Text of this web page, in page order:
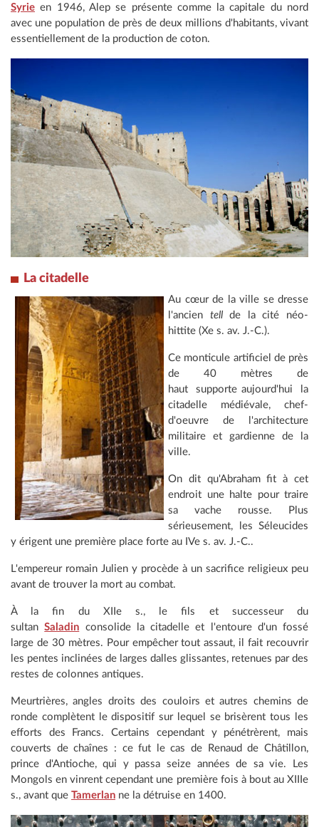
Syrie en 1946, Alep se présente comme la capitale du nord
avec une population de près de deux millions d'habitants, vivant
essentiellement de la production de coton.
La citadelle
Au cœur de la ville se dresse
l'ancien tellde la cité néo-
hittite (Xe s. av. J.-C.).
Ce monticule artificiel de près
de 40 mètres de
haut supporte aujourd'hui la
citadelle médiévale, chef-
d'oeuvre de l'architecture
militaire et gardienne de la
ville.
On dit qu'Abraham fit à cet
endroit une halte pour traire
sa vache rousse. Plus
sérieusement, les Séleucides
y érigent une première place forte au IVe s. av. J.-C..
L'empereur romain Julien y procède à un sacrifice religieux peu
avant de trouver la mort au combat.
À la fin du XIIe s., le fils et successeur du
sultanSaladin consolide la citadelle et l'entoure d'un fossé
large de 30 mètres. Pour empêcher tout assaut, il fait recouvrir
les pentes inclinées de larges dalles glissantes, retenues par des
restes de colonnes antiques.
Meurtrières, angles droits des couloirs et autres chemins de
ronde complètent le dispositif sur lequel se brisèrent tous les
efforts des Francs. Certains cependant y pénétrèrent, mais
couverts de chaînes : ce fut le cas de Renaud de Châtillon,
prince d'Antioche, qui y passa seize années de sa vie. Les
Mongols en vinrent cependant une première fois à bout au XIIIe
s., avant que Tamerlan ne la détruise en 1400.